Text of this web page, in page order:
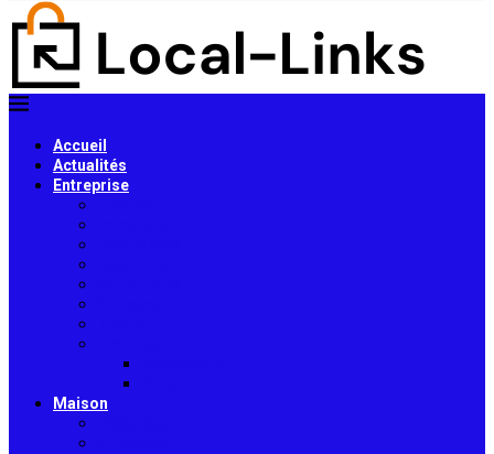
Accueil
Actualités
Entreprise
Maison